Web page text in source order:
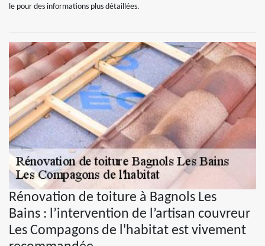
le pour des informations plus détaillées.
Rénovation de toiture à Bagnols Les
Bains : l’intervention de l’artisan couvreur
Les Compagons de l'habitat est vivement